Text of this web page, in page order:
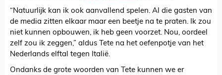
“Natuurlijk kan ik ook aanvallend spelen. Al die gasten van
de media zitten elkaar maar een beetje na te praten. Ik zou
niet kunnen opbouwen, ik heb geen voorzet. Nou, oordeel
zelf zou ik zeggen,” aldus Tete na het oefenpotje van het
Nederlands elftal tegen Italië.
Ondanks de grote woorden van Tete kunnen we er